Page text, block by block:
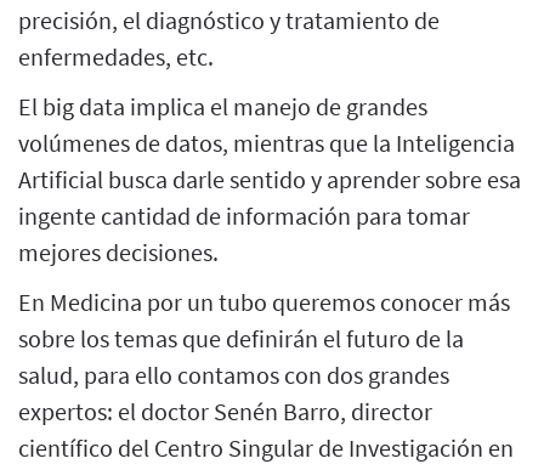
precisión, el diagnóstico y tratamiento de
enfermedades, etc.
El big data implica el manejo de grandes
volúmenes de datos, mientras que la Inteligencia
Artificial busca darle sentido y aprender sobre esa
ingente cantidad de información para tomar
mejores decisiones.
En Medicina por un tubo queremos conocer más
sobre los temas que definirán el futuro de la
salud, para ello contamos con dos grandes
expertos: el doctor Senén Barro, director
científico del Centro Singular de Investigación en